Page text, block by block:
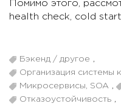
Помимо этого,
health check, cold
Бэкенд / другое ,
Организация системы
Микросервисы, SOA ,
Отказоустойчивость ,